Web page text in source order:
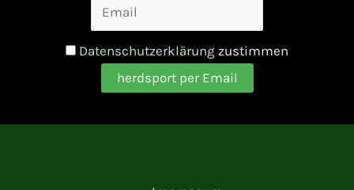
Datenschutzerklärung zustimmen